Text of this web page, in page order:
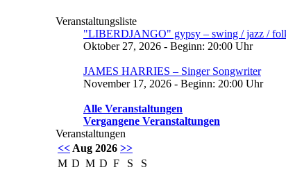
Veranstaltungsliste
"LIBERDJANGO" gypsy – swing / jazz /
Oktober 27, 2026 - Beginn: 20:00 Uhr
JAMES HARRIES – Singer Songwriter
November 17, 2026 - Beginn: 20:00 Uhr
Alle Veranstaltungen
Vergangene Veranstaltungen
Veranstaltungen
<< Aug 2026 >>
M D M D F S
S